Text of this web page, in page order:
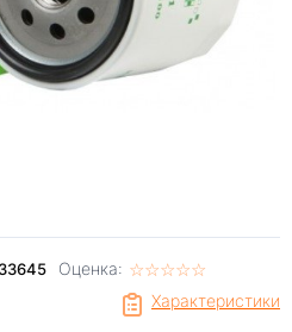
33645 Оценка: ☆☆☆☆☆
★★★★★
Характеристики